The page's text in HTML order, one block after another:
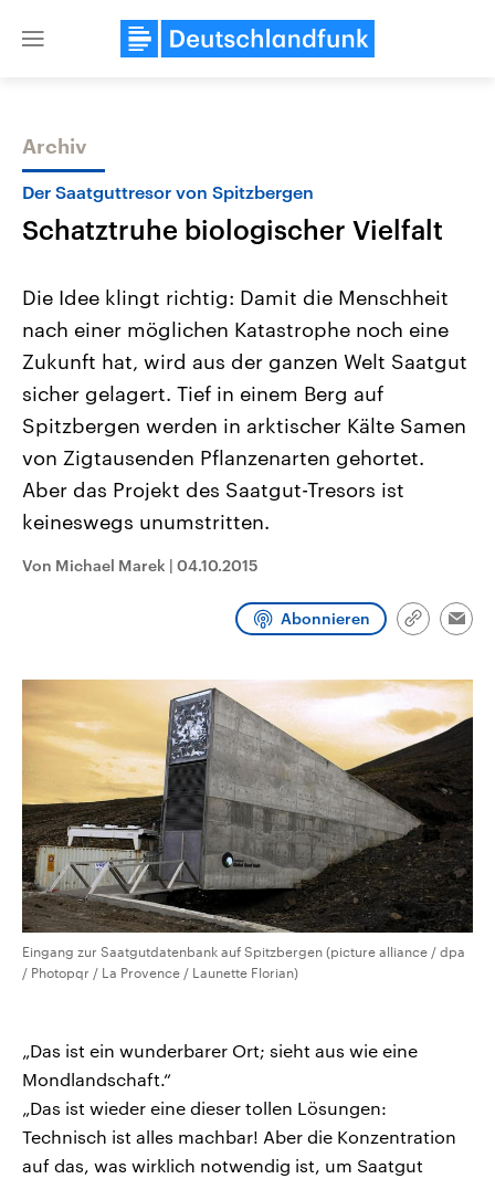
Close
Themen
Landtagswahl Sachsen-Anhalt
2026
Alle Informationen
Sachsen-Anhalt wählt am 6.
September 2026 einen neuen
Landtag. Seit 2021 wird das
Bundesland von einer Koalition aus
Umfragen, Prognosen,
und Hintergründe zu den Parteien
und Kandidaten der anstehenden
USA
Aktuelle Beiträge,
Hintergründe
Wirtschaftlich und
gehören die Vereinigten
den mächtigsten Ländern
mit großem Einfluss auf
Sendungen Programm
Archiv
Der Saatguttresor von Spitzbergen
Schatztruhe biologischer Vielfalt
Die Idee klingt richtig: Damit die Menschheit
nach einer möglichen Katastrophe noch eine
Zukunft hat, wird aus der ganzen Welt Saatgut
sicher gelagert. Tief in einem Berg auf
Spitzbergen werden in arktischer Kälte Samen
von Zigtausenden Pflanzenarten gehortet.
Aber das Projekt des Saatgut-Tresors ist
keineswegs unumstritten.
Von Michael Marek | 04.10.2015
Abonnieren
Link
Eingang zur Saatgutdatenbank auf Spitzbergen (picture alliance / dpa
/ Photopqr / La Provence / Launette Florian)
„Das ist ein wunderbarer Ort; sieht aus wie eine
Mondlandschaft.“
„Das ist wieder eine dieser tollen Lösungen:
Technisch ist alles machbar! Aber die Konzentration
auf das, was wirklich notwendig ist, um Saatgut